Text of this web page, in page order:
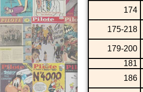
174
175-218
179-200
181
186